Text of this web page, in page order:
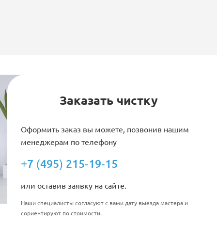
Заказать чистку
Оформить заказ вы можете, позвонив нашим
менеджерам по телефону
+7 (495) 215-19-15
или оставив заявку на сайте.
Наши специалисты согласуют с вами дату выезда мастера и
сориентируют по стоимости.